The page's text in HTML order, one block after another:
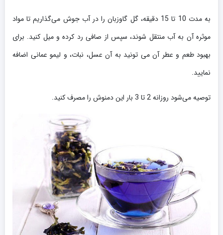
به مدت 10 تا 15 دقیقه، گل گاوزبان را در آب جوش می‌گذاریم تا مواد
موثره آن به آب منتقل شوند، سپس از صافی رد کرده و میل کنید. برای
بهبود طعم و عطر آن می تونید به آن عسل، نبات، و لیمو عمانی اضافه
نمایید.
توصیه می‌شود روزانه 2 تا 3 بار این دمنوش را مصرف کنید.